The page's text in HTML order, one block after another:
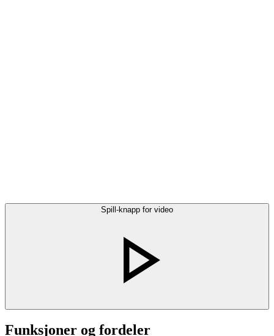
Spill-knapp for video
Funksjoner og fordeler